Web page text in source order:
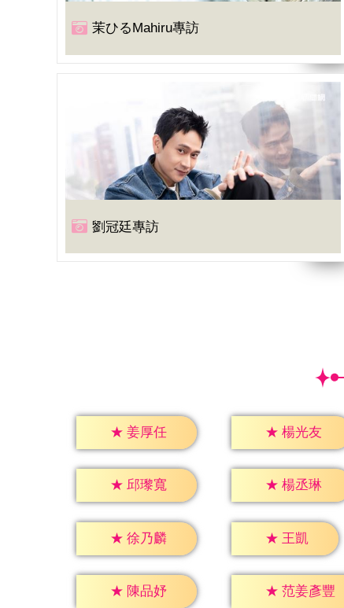
茉ひるMahiru專訪
劉冠廷專訪
★ 姜厚任 ★ 楊光友
★ 邱瓈寬 ★ 楊丞琳
★ 徐乃麟 ★ 王凱
★ 陳品妤 ★ 范姜彥豐